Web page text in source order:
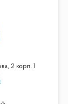
2 корп. 1